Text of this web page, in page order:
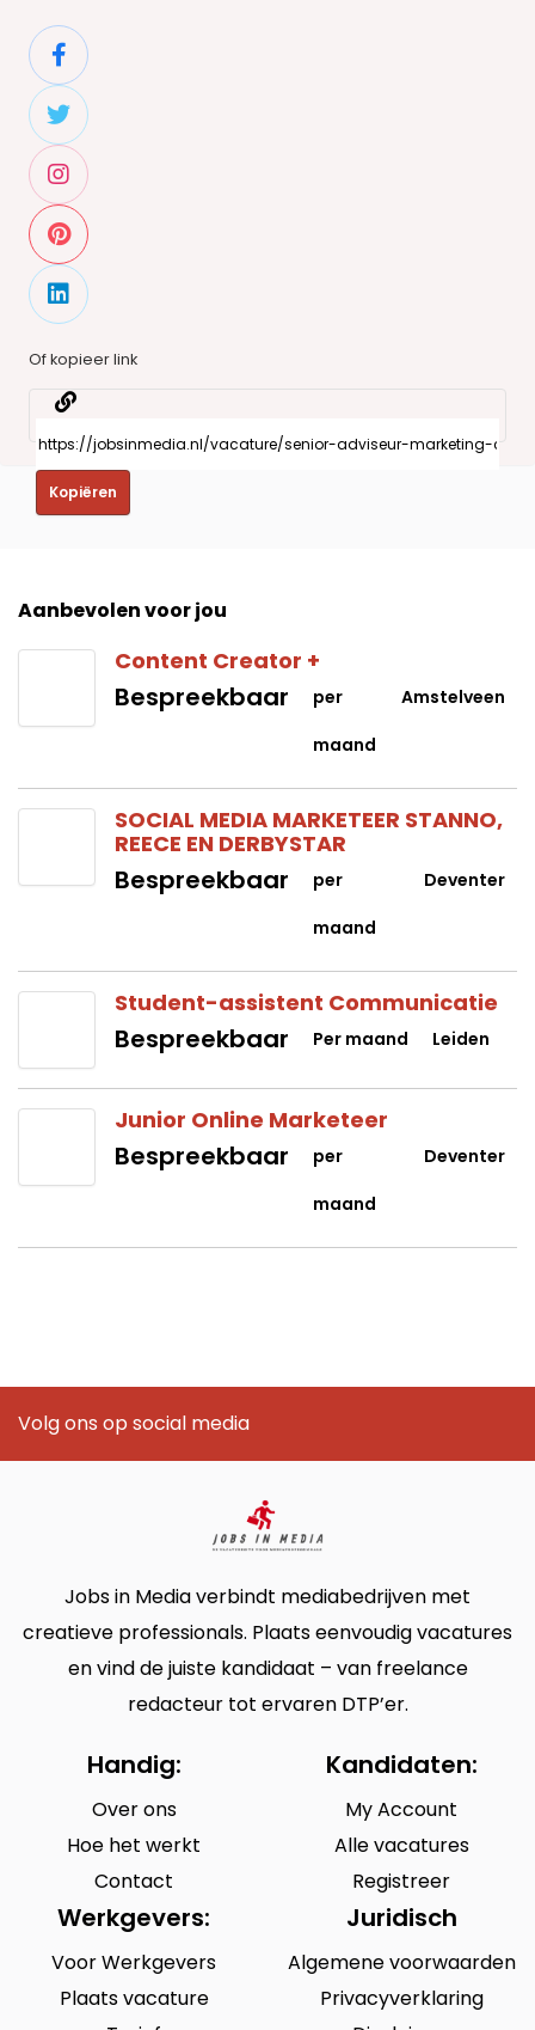
Of kopieer link
Kopiëren
Aanbevolen voor jou
Content Creator +
Bespreekbaar
per
maand
Amstelveen
SOCIAL MEDIA MARKETEER STANNO,
REECE EN DERBYSTAR
Bespreekbaar
per
maand
Deventer
Student-assistent Communicatie
Bespreekbaar Per maand Leiden
Junior Online Marketeer
Bespreekbaar
per
maand
Deventer
Volg ons op social media
Jobs in Media verbindt mediabedrijven met
creatieve professionals. Plaats eenvoudig vacatures
en vind de juiste kandidaat – van freelance
redacteur tot ervaren DTP’er.
Handig:
Over ons
Hoe het werkt
Contact
Kandidaten:
My Account
Alle vacatures
Registreer
Werkgevers:
Voor Werkgevers
Plaats vacature
Juridisch
Algemene voorwaarden
Privacyverklaring